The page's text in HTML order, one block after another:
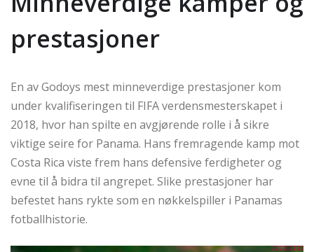
prestasjoner
En av Godoys mest minneverdige prestasjoner kom
under kvalifiseringen til FIFA verdensmesterskapet i
2018, hvor han spilte en avgjørende rolle i å sikre
viktige seire for Panama. Hans fremragende kamp mot
Costa Rica viste frem hans defensive ferdigheter og
evne til å bidra til angrepet. Slike prestasjoner har
befestet hans rykte som en nøkkelspiller i Panamas
fotballhistorie.